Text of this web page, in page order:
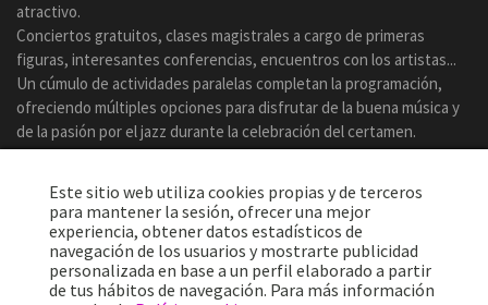
atractivo.
Conciertos gratuitos, clases magistrales a cargo de primeras
figuras, interesantes conferencias, encuentros con los artistas...
Un cúmulo de actividades paralelas completan la programación,
ofreciendo múltiples opciones para disfrutar de la buena música y
de la pasión por el jazz durante la celebración del certamen.
Este sitio web utiliza cookies propias y de terceros
para mantener la sesión, ofrecer una mejor
experiencia, obtener datos estadísticos de
navegación de los usuarios y mostrarte publicidad
personalizada en base a un perfil elaborado a partir
de tus hábitos de navegación. Para más información